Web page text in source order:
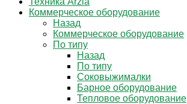
Коммерческое оборудование
Назад
Коммерческое оборудование
По типу
Назад
По типу
Соковыжималки
Барное оборудование
Тепловое оборудование